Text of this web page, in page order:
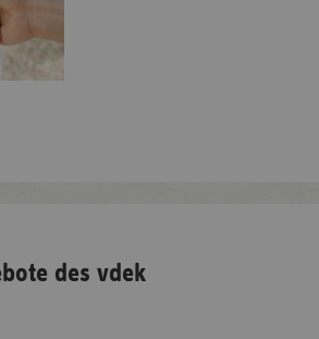
des vdek